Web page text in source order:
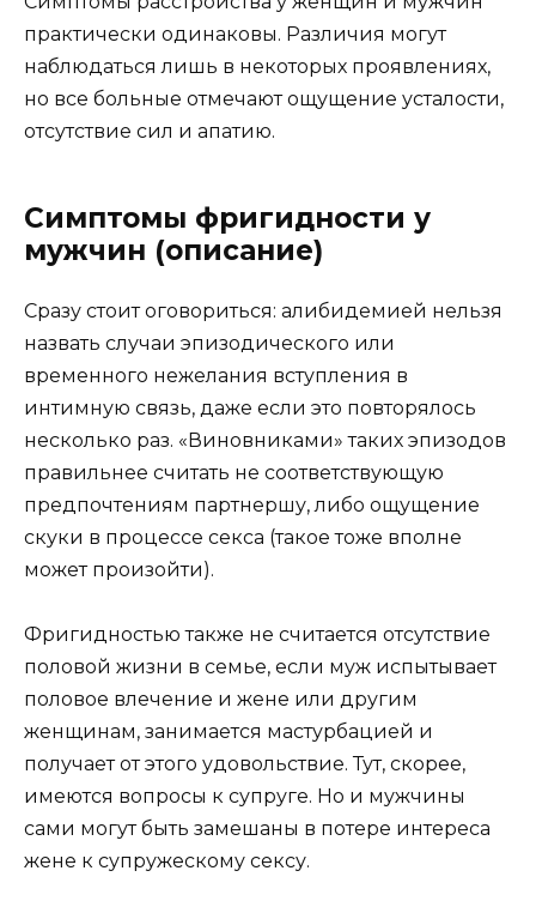
практически одинаковы. Различия могут
наблюдаться лишь в некоторых проявлениях,
но все больные отмечают ощущение усталости,
отсутствие сил и апатию.
Симптомы фригидности у
мужчин (описание)
Сразу стоит оговориться: алибидемией нельзя
назвать случаи эпизодического или
временного нежелания вступления в
интимную связь, даже если это повторялось
несколько раз. «Виновниками» таких эпизодов
правильнее считать не соответствующую
предпочтениям партнершу, либо ощущение
скуки в процессе секса (такое тоже вполне
может произойти).
Фригидностью также не считается отсутствие
половой жизни в семье, если муж испытывает
половое влечение и жене или другим
женщинам, занимается мастурбацией и
получает от этого удовольствие. Тут, скорее,
имеются вопросы к супруге. Но и мужчины
сами могут быть замешаны в потере интереса
жене к супружескому сексу.